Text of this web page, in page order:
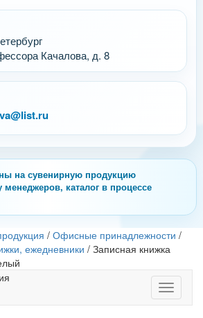
Качалова, д. 8
на сувенирную продукцию
менеджеров, каталог в процессе
/ Офисные принадлежности /
ежедневники / Записная книжка
Toggle